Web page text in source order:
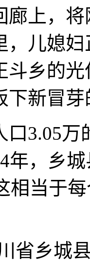
廊上，
，儿媳
斗乡的
下新冒
3.05万
年，乡
相当于
省乡城